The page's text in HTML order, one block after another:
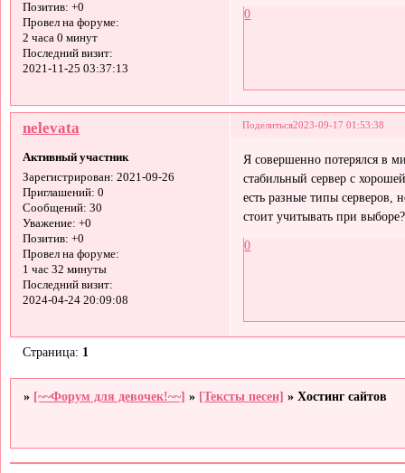
Позитив: +0
Провел на форуме:
2 часа 0 минут
Последний визит:
2021-11-25 03:37:13
0
Поделиться2023-09-17 01:53:38
nelevata
Активный участник
Зарегистрирован: 2021-09-26
Приглашений: 0
Сообщений: 30
Уважение: +0
Позитив: +0
Провел на форуме:
1 час 32 минуты
Последний визит:
2024-04-24 20:09:08
Я совершенно потерялся в
стабильный сервер с
есть разные типы серверов,
стоит учитывать при
0
Страница: 1
» [~~Форум для девочек!~~] » [Тексты песен] »Хостинг сайтов